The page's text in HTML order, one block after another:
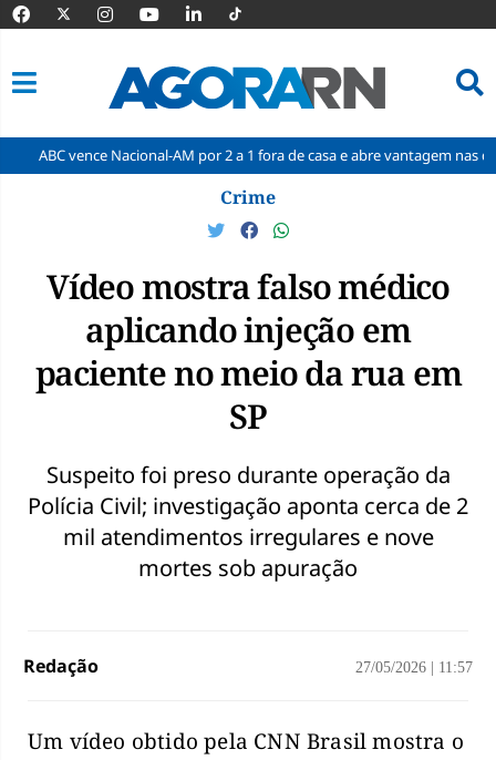
Nacional-AM por 2 a 1 fora de casa e abre vantagem nas quartas
Crime
Vídeo mostra falso médico
aplicando injeção em
paciente no meio da rua em
SP
Suspeito foi preso durante operação da
Polícia Civil; investigação aponta cerca de 2
mil atendimentos irregulares e nove
mortes sob apuração
Redação 27/05/2026 11:57
Um vídeo obtido pela CNN Brasil mostra o